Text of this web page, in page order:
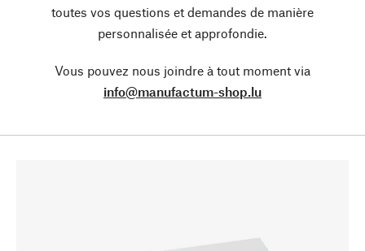
toutes vos questions et demandes de manière
personnalisée et approfondie.
Vous pouvez nous joindre à tout moment via
info@manufactum-shop.lu